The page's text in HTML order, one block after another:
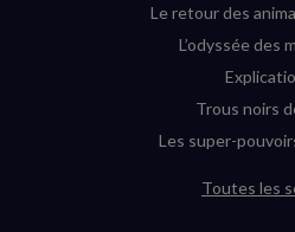
Le retour des
L’odyssée des
Trous noirs
Les super-
Toutes les